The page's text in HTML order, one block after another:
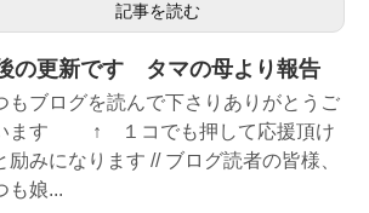
記事を読む
の更新です タマの母より報告
もブログを読んで下さりありがとうご
ます ↑ １コでも押して応援頂け
励みになります // ブログ読者の皆様、
も娘...